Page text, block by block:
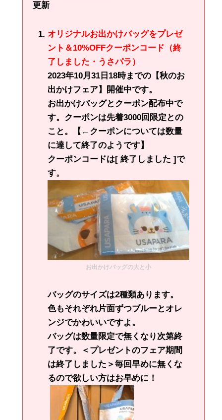
更新
オリジナルお出かけバッグをプレゼ
ント＆10%OFFクーポンコード（終
了しました・うさパラ）
2023年10月31日18時までの【秋のお
出かけフェア】開催中です。
お出かけバッグとクーポン配布中で
す。クーポンは先着3000回限定との
こと。【←クーポンについては数量
に達して終了のようです】
クーポンコードは[ 終了しました ]で
す。
お出かけバッグの大と小
バッグのサイズは2種類あります。
色もそれぞれ片面ずつブルーとオレ
ンジでかわいいですよ。
バッグは数量限定で無くなり次第終
了です。＜プレゼントのフェア期間
は終了しました＞毎回早めに無くな
るので欲しい方はお早めに！